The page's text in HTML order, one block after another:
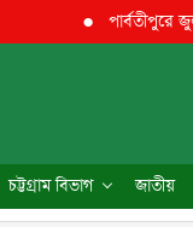
পার্বতীপুরে জুলাই
চট্টগ্রাম বিভাগ জাতীয়